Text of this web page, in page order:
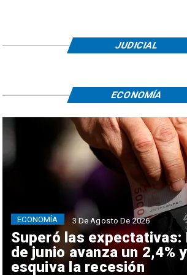
JUDICIAL
Superó las expectativas:
de junio avanza un 2,4%
esquiva la recesión
ECONOMÍA 3 De Agosto De 2026
ECONOMÍA